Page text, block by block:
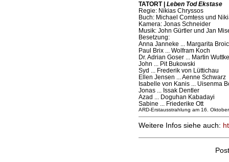
TATORT | Leben Tod Ekstase
Regie: Nikias Chryssos
Buch: Michael Comtess und
Kamera: Jonas Schneider
Musik: John Gürtler und Jan
Besetzung:
Anna Janneke ... Margarita
Paul Brix ... Wolfram Koch
Dr. Adrian Goser ... Martin Wuttke
John ... Pit Bukowski
Syd ... Frederik von Lüttichau
Ellen Jensen ... Aenne Schwarz
Isabelle von Kanis ... Uisenma
Jonas ... Issak Dentler
Azad ... Doguhan Kabadayi
Sabine ... Friederike Ott
ARD-Erstausstrahlung am 16.
Weitere Infos siehe auch: